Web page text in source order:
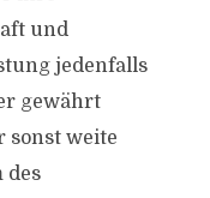
und
jedenfalls
gewährt
sonst weite
des